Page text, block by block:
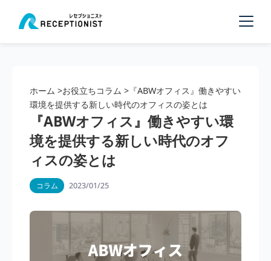
ホーム >お役立ちコラム >『ABWオフィス』働きやすい
環境を提供する新しい時代のオフィスの姿とは
『ABWオフィス』働きやすい環
境を提供する新しい時代のオフ
ィスの姿とは
コラム 2023/01/25